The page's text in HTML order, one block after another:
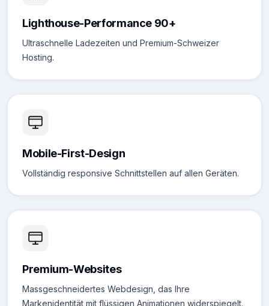
Lighthouse-Performance 90+
Ultraschnelle Ladezeiten und Premium-Schweizer
Hosting.
Mobile-First-Design
Vollständig responsive Schnittstellen auf allen Geräten.
Premium-Websites
Massgeschneidertes Webdesign, das Ihre
Markenidentität mit flüssigen Animationen widerspiegelt.